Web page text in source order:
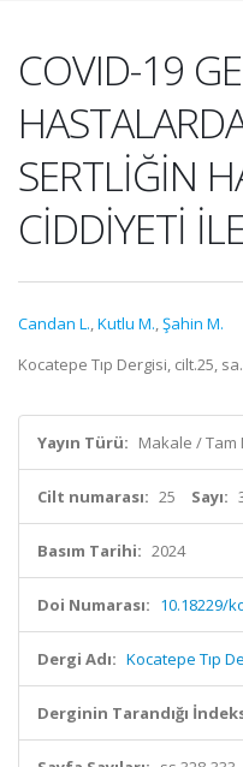
COVID-19
SERTLİĞİN
CİDDİYETİ
Candan L.,Kutlu M.,Şahin M.
Kocatepe Tıp Dergisi, cilt.25,
Yayın Türü: Makale / Tam
Cilt numarası: 25 Sayı:
Basım Tarihi: 2024
Doi Numarası: 10.18229/
Dergi Adı: Kocatepe Tıp
Derginin Tarandığı